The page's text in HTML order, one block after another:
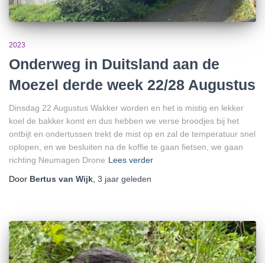
2023
Onderweg in Duitsland aan de
Moezel derde week 22/28 Augustus
Dinsdag 22 Augustus Wakker worden en het is mistig en lekker
koel de bakker komt en dus hebben we verse broodjes bij het
ontbijt en ondertussen trekt de mist op en zal de temperatuur snel
oplopen, en we besluiten na de koffie te gaan fietsen, we gaan
richting Neumagen Drone Lees verder
Door Bertus van Wijk 3 jaar geleden